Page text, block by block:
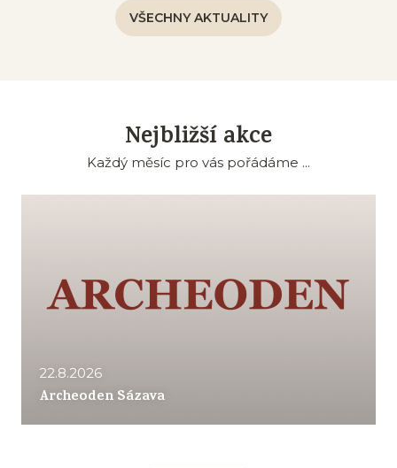
VŠECHNY AKTUALITY
Nejbližší akce
Každý měsíc pro vás pořádáme ...
22.8.2026
Archeoden Sázava